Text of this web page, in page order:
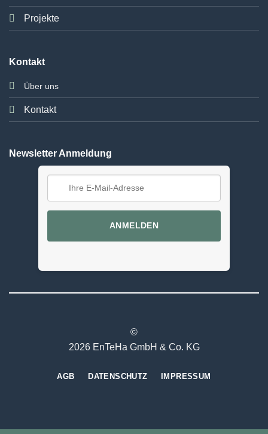
Projekte
Kontakt
Über uns
Kontakt
Newsletter Anmeldung
ANMELDEN
©
2026 EnTeHa GmbH & Co. KG
AGB DATENSCHUTZ IMPRESSUM